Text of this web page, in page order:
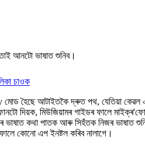
আনটো ভাষাত শুনিব।
চাওক
মোড হৈছে আটাইতকৈ দ্ৰুত পথ, যেতিয়া কেৱল
দিয়ক, মিউজিয়ামৰ গাইডৰ ফালে
ভাষাত কথা পাতক আৰু সিহঁতক নিজৰ ভাষাত
কোনো এপ ইনষ্টল কৰিব নালাগে।